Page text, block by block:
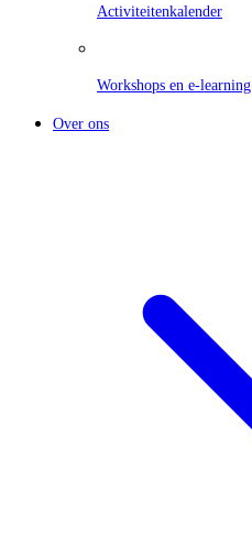
Activiteitenkalender
Workshops en e-learning
Over ons